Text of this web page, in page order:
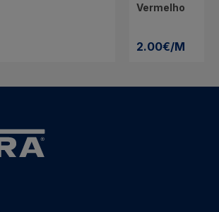
Vermelho
2.00€/M